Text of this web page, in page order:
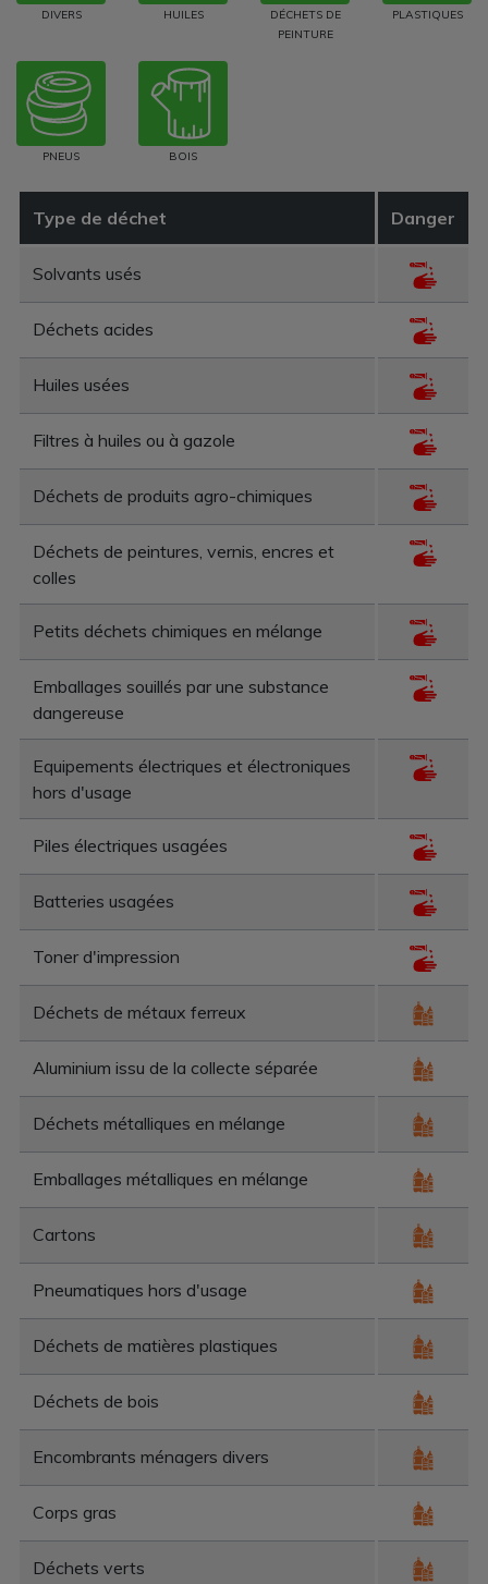
DIVERS HUILES
DÉCHETS DE
PEINTURE
PLASTIQUES
PNEUS BOIS
Type de déchet Danger
Solvants usés
Déchets acides
Huiles usées
Filtres à huiles ou à gazole
Déchets de produits agro-chimiques
Déchets de peintures, vernis, encres et
colles
Petits déchets chimiques en mélange
Emballages souillés par une substance
dangereuse
Equipements électriques et électroniques
hors d'usage
Piles électriques usagées
Batteries usagées
Toner d'impression
Déchets de métaux ferreux
Aluminium issu de la collecte séparée
Déchets métalliques en mélange
Emballages métalliques en mélange
Cartons
Pneumatiques hors d'usage
Déchets de matières plastiques
Déchets de bois
Encombrants ménagers divers
Corps gras
Déchets verts